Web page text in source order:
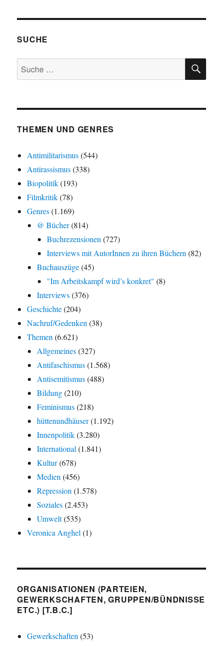
SUCHE
Suche
nach:
THEMEN UND GENRES
Antimilitarismus(544)
Antirassismus(338)
Biopolitik(193)
Filmkritik(78)
Genres(1.169)
@ Bücher(814)
Buchrezensionen (727)
Interviews mit AutorInnen zu ihren Büchern (82)
Buchauszüge(45)
"Im Arbeitskampf wird’s konkret" (8)
Interviews(376)
Geschichte(204)
Nachruf/Gedenken (38)
Themen (6.621)
Allgemeines(327)
Antifaschismus(1.568)
Antisemitismus(488)
Bildung(210)
Feminismus(218)
hüttenundhäuser(1.192)
Innenpolitik(3.280)
International (1.841)
Kultur(678)
Medien (456)
Repression (1.578)
Soziales(2.453)
Umwelt(535)
Veronica Anghel (1)
ORGANISATIONEN (PARTEIEN,
GEWERKSCHAFTEN, GRUPPEN/BÜNDNISSE
ETC.) [T.B.C.]
Gewerkschaften (53)